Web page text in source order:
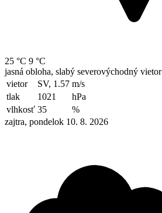
25 °C 9 °C
jasná obloha, slabý severovýchodný vietor
vietor
SV, 1.57 m/s
tlak
1021
hPa
vlhkosť 35
%
zajtra, pondelok 10. 8. 2026